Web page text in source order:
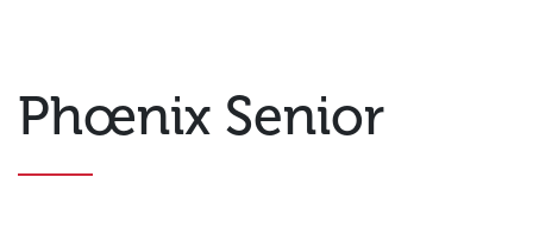
Phœnix Senior